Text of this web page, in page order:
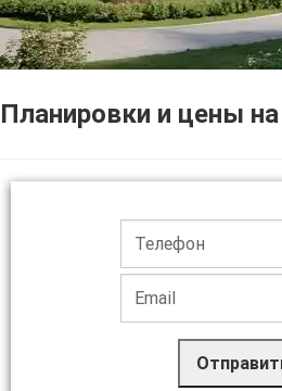
Планировки и цены